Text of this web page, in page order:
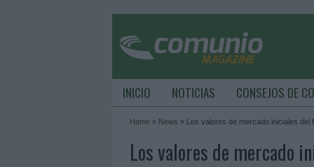
INICIO NOTICIAS CONSEJOS DE
Home » News » Los valores de mercado iniciales del
Los valores de mercado